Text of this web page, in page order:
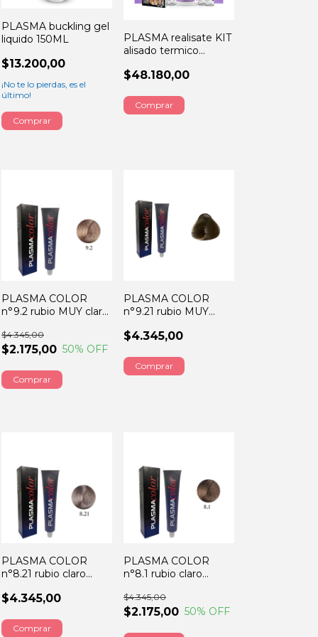
PLASMA buckling gel
liquido 150ML
$13.200,00
¡No te lo pierdas, es el
último!
PLASMA realisate KIT
alisado termico
$48.180,00
PLASMA COLOR
n°9.2 rubio MUY claro
$2.175,00
$4.345,00
50% OFF
PLASMA COLOR
n°9.21 rubio MUY
60GRS
$4.345,00
PLASMA COLOR
n°8.21 rubio claro
$4.345,00
PLASMA COLOR
n°8.1 rubio claro
$2.175,00
$4.345,00
50% OFF